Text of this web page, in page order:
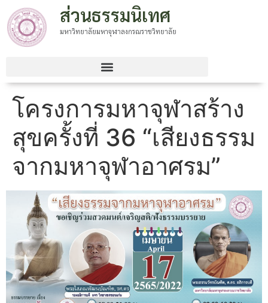
ส่วนธรรมนิเทศ
มหาวิทยาลัยมหาจุฬาลงกรณราชวิทยาลัย
โครงการมหาจุฬาสร้าง
สุขครั้งที่ 36 “เสียงธรรม
จากมหาจุฬาอาศรม”